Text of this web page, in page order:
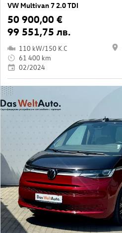
VW Multivan 7 2.0 TDI
50 900,00 €
99 551,75 лв.
110 kW/150 K.C
61 400 km
02/2024